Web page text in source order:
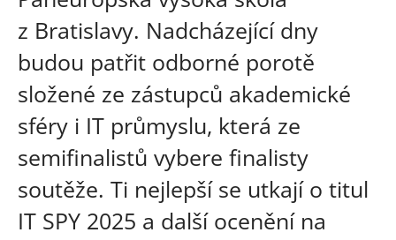
z Bratislavy. Nadcházející dny
budou patřit odborné porotě
složené ze zástupců akademické
sféry i IT průmyslu, která ze
semifinalistů vybere finalisty
soutěže. Ti nejlepší se utkají o titul
IT SPY 2025 a další ocenění na